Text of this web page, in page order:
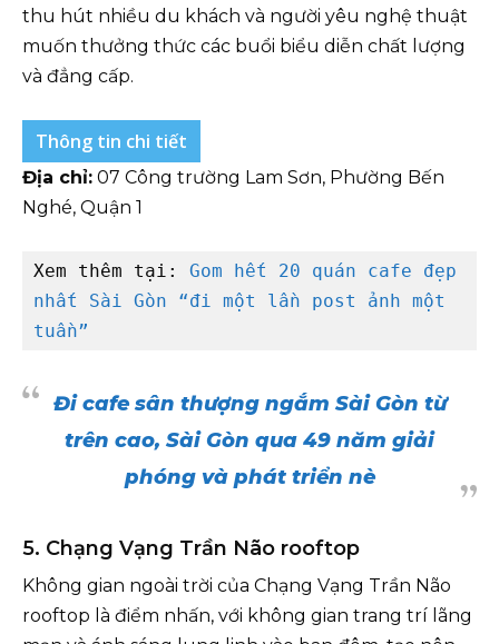
thu hút nhiều du khách và người yêu nghệ thuật
muốn thưởng thức các buổi biểu diễn chất lượng
và đẳng cấp.
Thông tin chi tiết
Địa chỉ: 07 Công trường Lam Sơn, Phường Bến
Nghé, Quận 1
Xem thêm tại: Gom hết 20 quán cafe đẹp
nhất Sài Gòn “đi một lần post ảnh một
tuần”
Đi cafe sân thượng ngắm Sài Gòn từ
trên cao, Sài Gòn qua 49 năm giải
phóng và phát triển nè
5. Chạng Vạng Trần Não rooftop
Không gian ngoài trời của Chạng Vạng Trần Não
rooftop là điểm nhấn, với không gian trang trí lãng